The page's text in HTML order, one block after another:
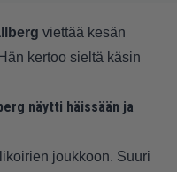
viettää kesän
kertoo sieltä käsin
näytti häissään ja
joukkoon. Suuri